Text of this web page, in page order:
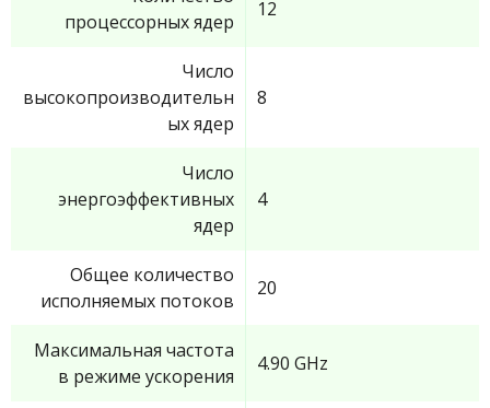
процессорных ядер
12
Число
высокопроизводительн
ых ядер
8
Число
энергоэффективных
ядер
4
Общее количество
исполняемых потоков
20
Максимальная частота
в режиме ускорения
4.90 GHz